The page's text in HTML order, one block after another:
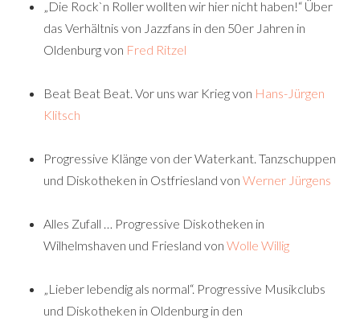
„Die Rock`n Roller wollten wir hier nicht haben!“ Über
das Verhältnis von Jazzfans in den 50er Jahren in
Oldenburg von Fred Ritzel
Beat Beat Beat. Vor uns war Krieg von Hans-Jürgen
Klitsch
Progressive Klänge von der Waterkant. Tanzschuppen
und Diskotheken in Ostfriesland von Werner Jürgens
Alles Zufall … Progressive Diskotheken in
Wilhelmshaven und Friesland von Wolle Willig
„Lieber lebendig als normal“. Progressive Musikclubs
und Diskotheken in Oldenburg in den